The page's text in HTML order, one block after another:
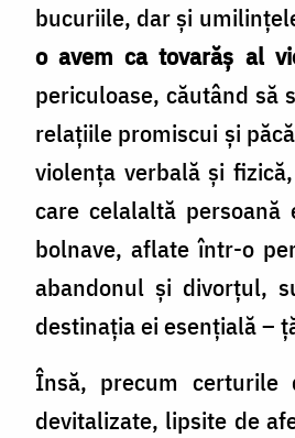
bucuriile, dar și
o avem ca tovarăș al
periculoase, căutând să
relațiile promiscui și
violența verbală și
care celalaltă
bolnave, aflate într-o
abandonul și divorțul,
destinația ei esențială–
Însă, precum certurile
devitalizate, lipsite de